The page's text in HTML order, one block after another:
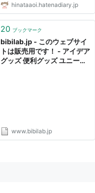
hinataaoi.hatenadiary.jp
20 ブックマーク
bibilab.jp - このウェブサイ
トは販売用です！ - アイデア
グッズ 便利グッズ ユニーク
www.bibilab.jp